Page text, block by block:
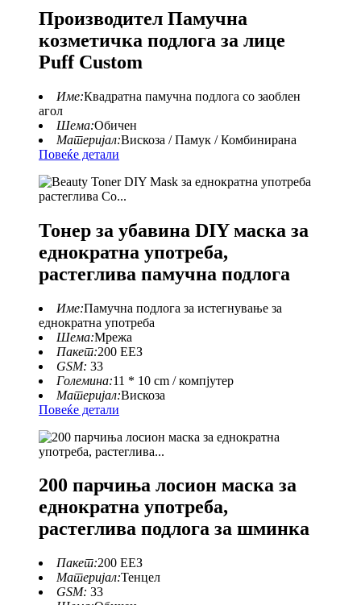
Производител Памучна
козметичка подлога за лице
Puff Custom
Име:Квадратна памучна подлога со заоблен
агол
Шема:Обичен
Материјал:Вискоза / Памук / Комбинирана
Повеќе детали
Тонер за убавина DIY маска за
еднократна употреба,
растеглива памучна подлога
Име:Памучна подлога за истегнување за
еднократна употреба
Шема:Мрежа
Пакет:200 ЕЕЗ
GSM: 33
Големина:11 * 10 cm / компјутер
Материјал:Вискоза
Повеќе детали
200 парчиња лосион маска за
еднократна употреба,
растеглива подлога за шминка
Пакет:200 ЕЕЗ
Материјал:Тенцел
GSM: 33